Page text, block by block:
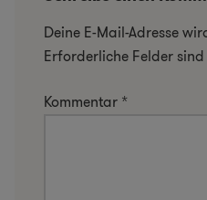
Deine E-Mail-Adresse
Erforderliche Felder
Kommentar *